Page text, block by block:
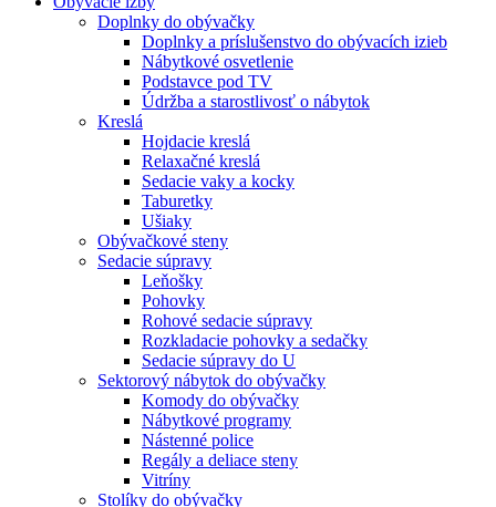
Doplnky do obývačky
Doplnky a príslušenstvo do obývacích izieb
Nábytkové osvetlenie
Podstavce pod TV
Údržba a starostlivosť o nábytok
Kreslá
Hojdacie kreslá
Relaxačné kreslá
Sedacie vaky a kocky
Taburetky
Ušiaky
Obývačkové steny
Sedacie súpravy
Leňošky
Pohovky
Rohové sedacie súpravy
Rozkladacie pohovky a sedačky
Sedacie súpravy do U
Sektorový nábytok do obývačky
Komody do obývačky
Nábytkové programy
Nástenné police
Regály a deliace steny
Vitríny
Stolíky do obývačky